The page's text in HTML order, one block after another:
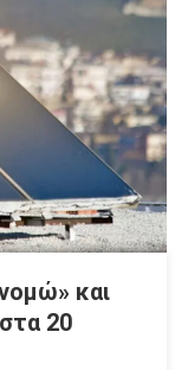
και
20